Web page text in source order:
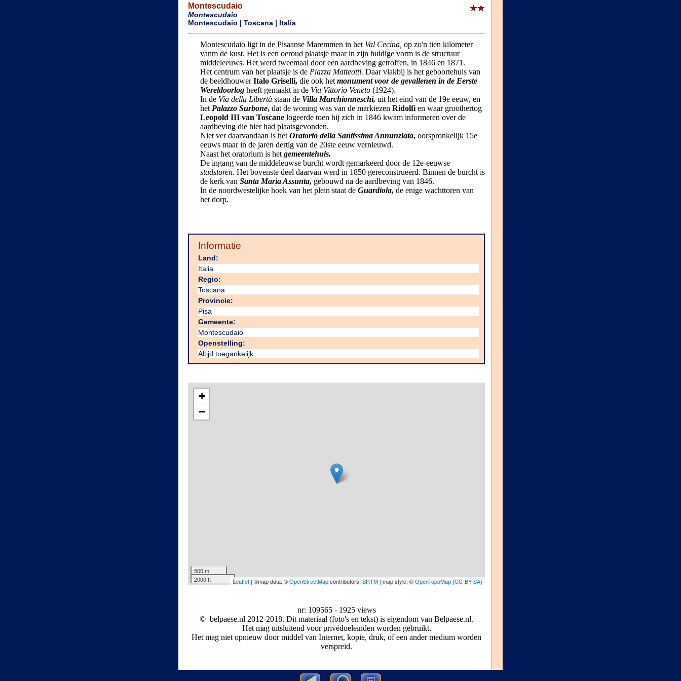
Montescudaio
Montescudaio
Montescudaio | Toscana | Italia
Montescudaio ligt in de Pisaanse Maremmen in het Val Cecina, op zo'n tien kilometer
vanm de kust. Het is een oeroud plaatsje maar in zijn huidige vorm is de structuur
middeleeuws. Het werd tweemaal door een aardbeving getroffen, in 1846 en 1871.
Het centrum van het plaatsje is de Piazza Matteotti. Daar vlakbij is het geboortehuis van
de beeldhouwerItalo Griselli, die ook het monument voor de gevallenen in de Eerste
Wereldoorlog heeft gemaakt in de Via Vittorio Veneto (1924).
In de Via della Libertà staan de Villa Marchionneschi, uit het eind van de 19e eeuw, en
het Palazzo Surbone, dat de woning was van de markiezen Ridolfi en waar groothertog
Leopold III van Toscane logeerde toen hij zich in 1846 kwam informeren over de
aardbeving die hier had plaatsgevonden.
Niet ver daarvandaan is het Oratorio della Santissima Annunziata, oorspronkelijk 15e
eeuws maar in de jaren dertig van de 20ste eeuw vernieuwd.
Naast het oratorium is het gemeentehuis.
De ingang van de middeleuwse burcht wordt gemarkeerd door de 12e-eeuwse
stadstoren. Het bovenste deel daarvan werd in 1850 gereconstrueerd. Binnen de burcht is
de kerk van Santa Maria Assunta, gebouwd na de aardbeving van 1846.
In de noordwestelijke hoek van het plein staat de Guardiola, de enige wachttoren van
het dorp.
Informatie
Land:
Italia
Regio:
Toscana
Provincie:
Pisa
Gemeente:
Montescudaio
Openstelling:
Altijd toegankelijk
+
−
500 m
2000 ft
Leaflet | ©map data: ©OpenStreetMapcontributors, SRTM | map style: ©OpenTopoMap (CC-BY-SA)
nr: 109565 - 1925 views
© belpaese.nl 2012-2018. Dit materiaal (foto's en tekst) is eigendom van Belpaese.nl.
Het mag uitsluitend voor privédoeleinden worden gebruikt.
Het mag niet opnieuw door middel van Internet, kopie, druk, of een ander medium worden
verspreid.